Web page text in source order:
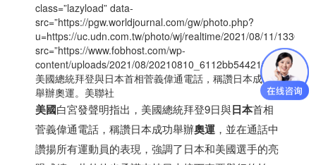
class=”lazyload” data-
src=”https://pgw.worldjournal.com/gw/photo.php?
u=https://uc.udn.com.tw/photo/wj/realtime/2021/08/11/
src=”https://www.fobhost.com/wp-
content/uploads/2021/08/20210810_6112bb54421fc.jpg”>
美國總統拜登與日本首相菅義偉通電話，稱讚日本成功
舉辦奧運。美聯社
美國白宮發聲明指出，美國總統拜登9日與日本首相
菅義偉通電話，稱讚日本成功舉辦奧運 ，並在通話中
讚揚所有運動員的表現，強調了日本和美國選手的亮